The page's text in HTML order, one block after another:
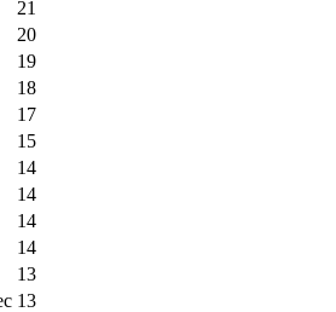
21
20
19
18
17
15
14
14
14
14
13
13